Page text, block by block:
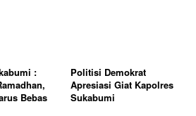
:
Bebas
Politisi Demokrat
Apresiasi Giat Kapolres
Sukabumi